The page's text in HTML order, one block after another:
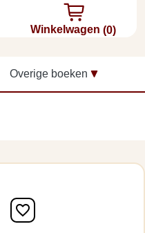
Winkelwagen (0)
Overige boeken
favorite_border